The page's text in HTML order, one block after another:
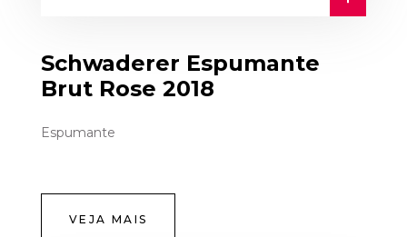
Schwaderer Espumante
Brut Rose 2018
Espumante
VEJA MAIS